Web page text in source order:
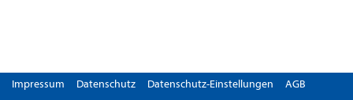
Impressum Datenschutz Datenschutz-Einstellungen AGB